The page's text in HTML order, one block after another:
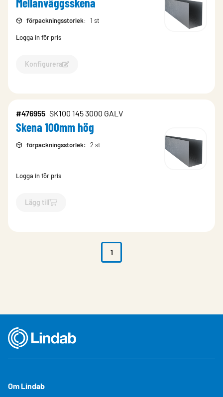
förpackningsstorlek: 1 st
Logga in för pris
Konfigurera
Konfigurera Mellanväggsskena-17723
#476955 SK100 145 3000 GALV
Skena 100mm hög
förpackningsstorlek: 2 st
Logga in för pris
Lägg till
`$Lägg till
1
Om Lindab